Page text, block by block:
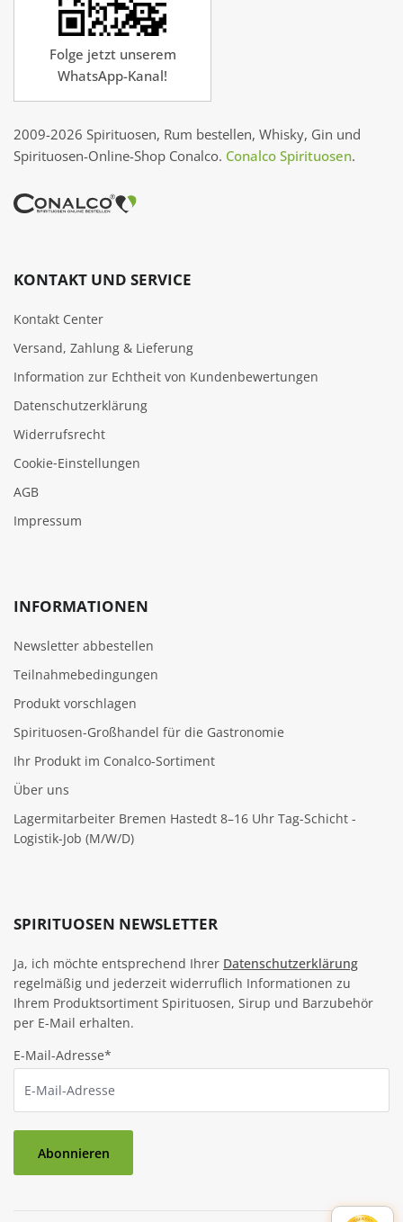
Folge jetzt unserem
WhatsApp-Kanal!
2009-2026 Spirituosen, Rum bestellen, Whisky, Gin und
Spirituosen-Online-Shop Conalco. Conalco Spirituosen.
KONTAKT UND SERVICE
Kontakt Center
Versand, Zahlung & Lieferung
Information zur Echtheit von Kundenbewertungen
Datenschutzerklärung
Widerrufsrecht
Cookie‑Einstellungen
AGB
Impressum
INFORMATIONEN
Newsletter abbestellen
Teilnahmebedingungen
Produkt vorschlagen
Spirituosen-Großhandel für die Gastronomie
Ihr Produkt im Conalco-Sortiment
Über uns
Lagermitarbeiter Bremen Hastedt 8–16 Uhr Tag-Schicht -
Logistik-Job (M/W/D)
SPIRITUOSEN NEWSLETTER
Ja, ich möchte entsprechend Ihrer Datenschutzerklärung
regelmäßig und jederzeit widerruflich Informationen zu
Ihrem Produktsortiment Spirituosen, Sirup und Barzubehör
per E-Mail erhalten.
E-Mail-Adresse*
Abonnieren